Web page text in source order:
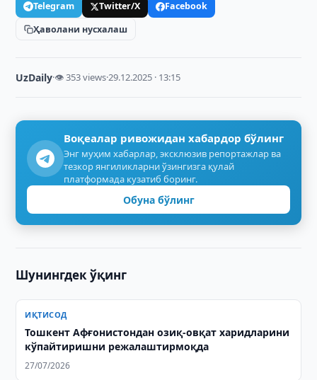
Telegram Twitter/X
Facebook
Ҳаволани нусхалаш
UzDaily·👁 353 views·29.12.2025 · 13:15
Воқеалар ривожидан хабардор бўлинг
Энг муҳим хабарлар, эксклюзив репортажлар ва
тезкор янгиликларни ўзингизга қулай
платформада кузатиб боринг.
Обуна бўлинг
Шунингдек ўқинг
ИҚТИСОД
Тошкент Афғонистондан озиқ-овқат харидларини
кўпайтиришни режалаштирмоқда
27/07/2026